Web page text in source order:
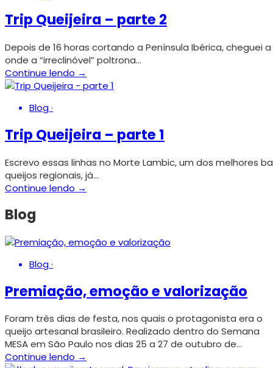
Trip Queijeira – parte 2
Depois de 16 horas cortando a Península Ibérica, cheguei
onde a “irreclinóvel” poltrona…
Continue lendo →
Blog·
Trip Queijeira – parte 1
Escrevo essas linhas no Morte Lambic, um dos melhores
queijos regionais, já…
Continue lendo →
Blog
Blog·
Premiação, emoção e valorização
Foram três dias de festa, nos quais o protagonista era o
queijo artesanal brasileiro. Realizado dentro do Semana
MESA em São Paulo nos dias 25 a 27 de outubro de…
Continue lendo →